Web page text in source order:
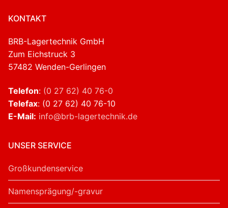
KONTAKT
BRB-Lagertechnik GmbH
Zum Eichstruck 3
57482 Wenden-Gerlingen
Telefon: (0 27 62) 40 76-0
Telefax: (0 27 62) 40 76-10
E-Mail: info@brb-lagertechnik.de
UNSER SERVICE
Großkundenservice
Namensprägung/-gravur